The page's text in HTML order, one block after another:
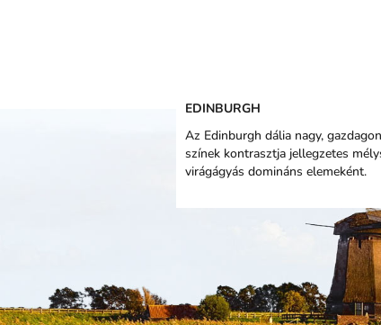
EDINBURGH
Az Edinburgh dália nagy,
színek kontrasztja jellegzetes
virágágyás domináns elemeként.